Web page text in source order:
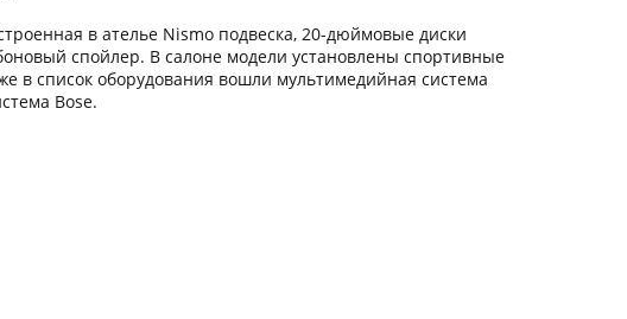
в ателье Nismo подвеска, 20-дюймовые диски
спойлер. В салоне модели установлены спортивные
в список оборудования вошли мультимедийная система
Bose.